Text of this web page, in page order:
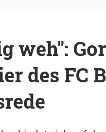
weh":
des FC